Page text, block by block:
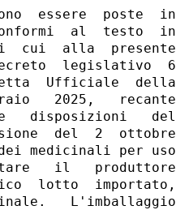
essere  poste  in
al  testo  in
cui  alla  presente
legislativo  6
Ufficiale  della
2025,   recante
disposizioni   del
del  2  ottobre
medicinali per uso
il   produttore
lotto  importato,
L'imballaggio